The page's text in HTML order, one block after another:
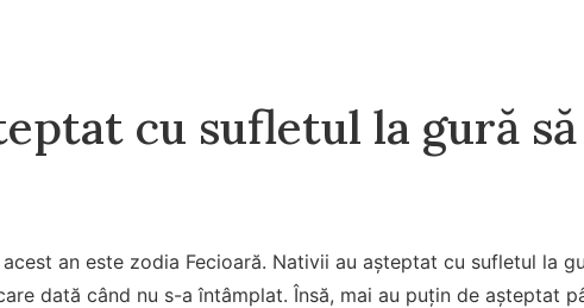
cu sufletul la gură să
an este zodia Fecioară. Nativii au așteptat cu sufletul la
dată când nu s-a întâmplat. Însă, mai au puțin de așteptat